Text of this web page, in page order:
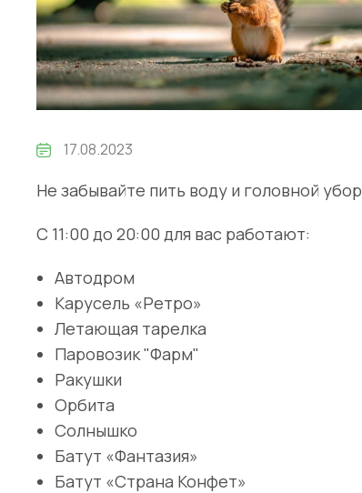
17.08.2023
Не забывайте пить воду и головной убор
С 11:00 до 20:00 для вас работают:
Автодром
Карусель «Ретро»
Летающая тарелка
Паровозик "Фарм"
Ракушки
Орбита
Солнышко
Батут «Фантазия»
Батут «Страна Конфет»